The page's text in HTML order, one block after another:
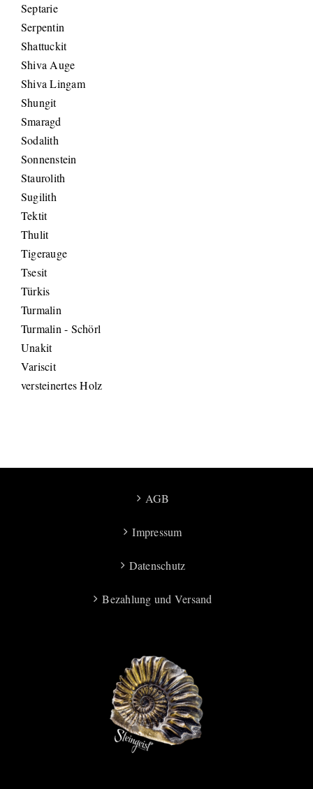
Septarie
Serpentin
Shattuckit
Shiva Auge
Shiva Lingam
Shungit
Smaragd
Sodalith
Sonnenstein
Staurolith
Sugilith
Tektit
Thulit
Tigerauge
Tsesit
Türkis
Turmalin
Turmalin - Schörl
Unakit
Variscit
versteinertes Holz
AGB
Impressum
Datenschutz
Bezahlung und Versand